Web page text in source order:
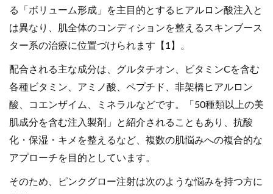
る「ボリューム形成」を主目的とするヒアルロン酸注入と
は異なり、肌全体のコンディションを整えるスキンブース
ター系の治療に位置づけられます【1】。
配合される主な成分は、グルタチオン、ビタミンCを含む
各種ビタミン、アミノ酸、ペプチド、非架橋ヒアルロン
酸、コエンザイム、ミネラルなどです。「50種類以上の美
肌成分を含む注入製剤」と紹介されることもあり、抗酸
化・保湿・キメを整えるなど、複数の肌悩みへの複合的な
アプローチを目的としています。
そのため、ピンクグロー注射は次のような悩みを持つ方に